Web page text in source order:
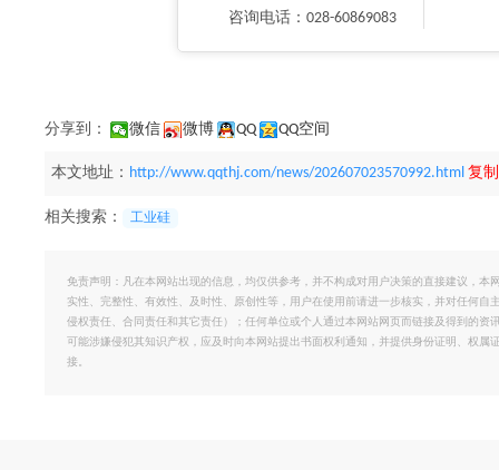
咨询电话：028-60869083
分享到： 微信 微博 QQ QQ空间
本文地址： http://www.qqthj.com/news/202607023570992.html 复
相关搜索： 工业硅
免责声明：凡在本网站出现的信息，均仅供参考，并不构成对用户决策的直接建议，
实性、完整性、有效性、及时性、原创性等，用户在使用前请进一步核实，并对任何
侵权责任、合同责任和其它责任）；任何单位或个人通过本网站网页而链接及得到的
可能涉嫌侵犯其知识产权，应及时向本网站提出书面权利通知，并提供身份证明、权
接。